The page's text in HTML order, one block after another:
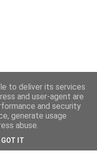
to deliver its services
and user-agent are
and security
generate usage
abuse.
GOT IT